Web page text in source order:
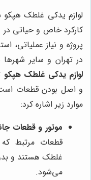
لوازم یدکی غلطک
کارکرد خاص و حیاتی در
پروژه و نیاز عملیاتی،
در تهران و سایر
لوازم یدکی غلطک هپکو
و اصل بودن قطعات
موارد زیر اشاره کرد:
موتور و قطعات
قطعات مرتبط
غلطک هستند و
می‌شود.